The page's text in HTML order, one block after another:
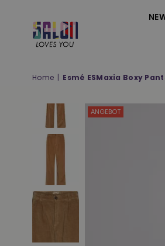
YOU
Home | Esmé ESMaxia Boxy
ANGEBOT